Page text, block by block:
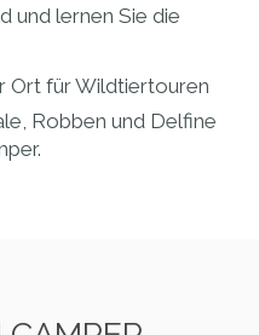
und lernen Sie die
Ort für Wildtiertouren
Robben und Delfine